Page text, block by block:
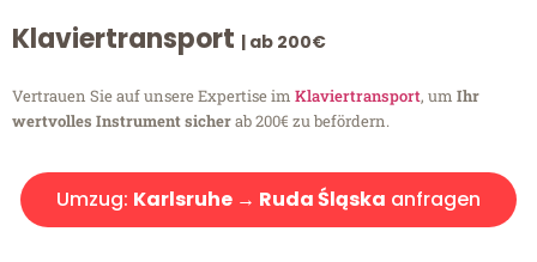
Klaviertransport | ab 200€
Vertrauen Sie auf unsere Expertise im Klaviertransport, um Ihr
wertvolles Instrument sicherab 200€ zu befördern.
Umzug: Karlsruhe → Ruda Śląska anfragen